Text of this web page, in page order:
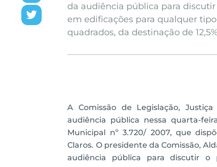
da audiência pública para
em edificações para qualquer
quadrados, da destinação de
A Comissão de Legislação,
audiência pública nessa quarta-
Municipal nº 3.720/ 2007, que
Claros. O presidente da Comissão,
audiência pública para discutir o